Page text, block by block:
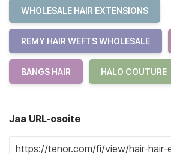
WHOLESALE HAIR EXTENSIONS
REMY HAIR WEFTS WHOLESALE
BANGS HAIR HALO COUTURE
Jaa URL-osoite